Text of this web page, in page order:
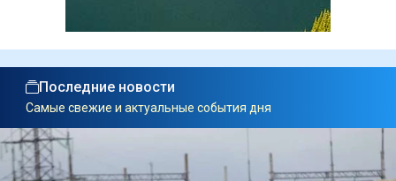
Последние новости
Самые свежие и актуальные события дня